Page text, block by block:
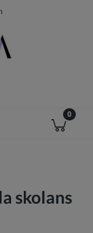
skolans